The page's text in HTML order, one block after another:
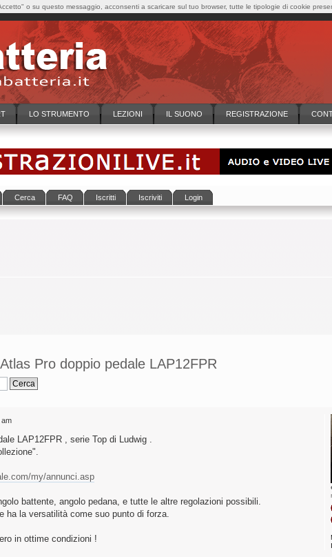
LO STRUMENTO LEZIONI IL SUONO REGISTRAZIONE
Cerca FAQ Iscritti Iscriviti Login
Pro doppio pedale LAP12FPR
am
LAP12FPR , serie Top di Ludwig .
my/annunci.asp
battente, angolo pedana, e tutte le altre regolazioni possibili.
ha la versatilità come suo punto di forza.
in ottime condizioni !
o su questo messaggio, acconsenti a scaricare sul tuo browser, tutte le tipologie di cookie